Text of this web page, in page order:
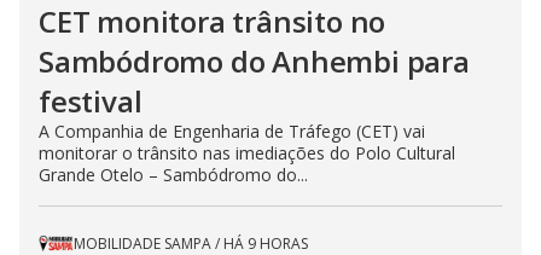
CET monitora trânsito no
Sambódromo do Anhembi para
festival
A Companhia de Engenharia de Tráfego (CET) vai
monitorar o trânsito nas imediações do Polo Cultural
Grande Otelo – Sambódromo do...
MOBILIDADE SAMPA/ HÁ 9 HORAS